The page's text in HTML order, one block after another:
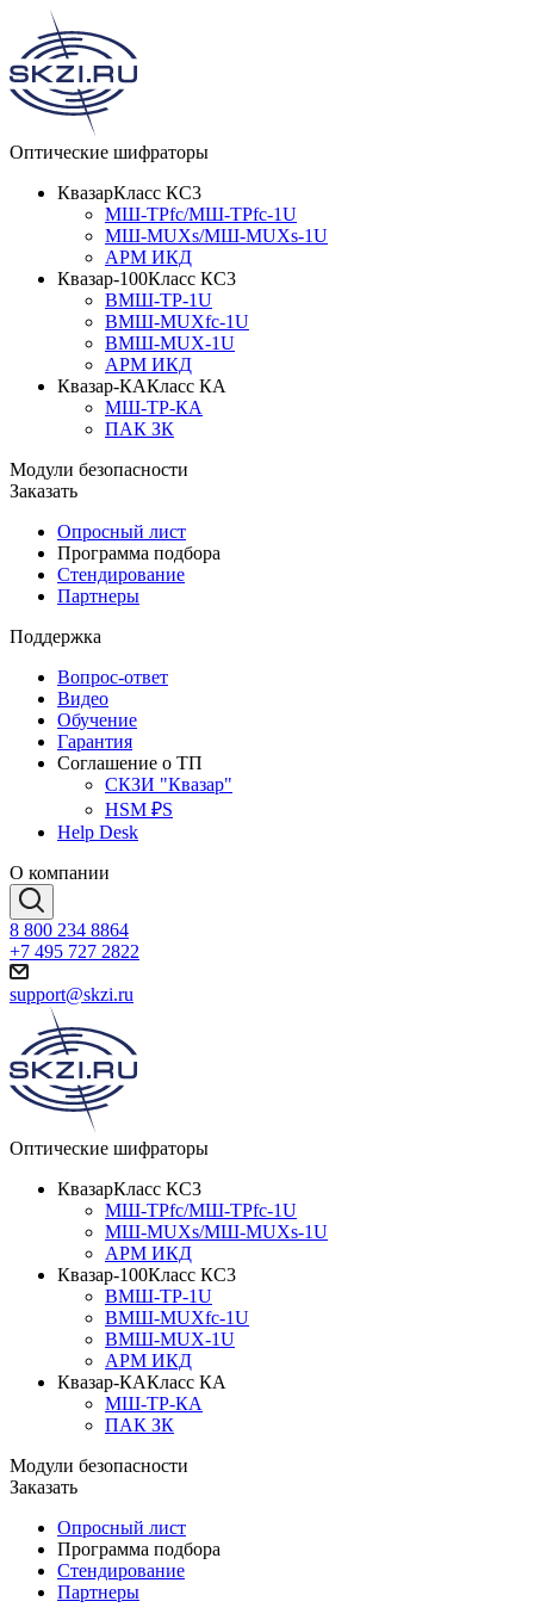
Оптические шифраторы
КвазарКласс КС3
МШ-ТРfc/МШ-ТРfc-1U
МШ-MUXs/МШ-MUXs-1U
АРМ ИКД
Квазар-100Класс КС3
ВМШ-ТР-1U
ВМШ-MUXfc-1U
ВМШ-MUX-1U
АРМ ИКД
Квазар-КАКласс КА
МШ-ТР-КА
ПАК ЗК
Модули безопасности
Заказать
Опросный лист
Программа подбора
Стендирование
Партнеры
Поддержка
Вопрос-ответ
Видео
Обучение
Гарантия
Соглашение о ТП
СКЗИ "Квазар"
HSM ₽S
Help Desk
О компании
8 800 234 8864
+7 495 727 2822
support@skzi.ru
Оптические шифраторы
КвазарКласс КС3
МШ-ТРfc/МШ-ТРfc-1U
МШ-MUXs/МШ-MUXs-1U
АРМ ИКД
Квазар-100Класс КС3
ВМШ-ТР-1U
ВМШ-MUXfc-1U
ВМШ-MUX-1U
АРМ ИКД
Квазар-КАКласс КА
МШ-ТР-КА
ПАК ЗК
Модули безопасности
Заказать
Опросный лист
Программа подбора
Стендирование
Партнеры